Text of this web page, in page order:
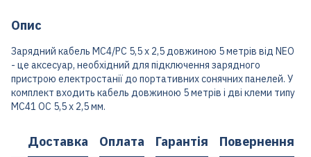
Опис
Зарядний кабель МС4/РС 5,5 х 2,5 довжиною 5 метрів від NЕО
- це аксесуар, необхідний для підключення зарядного
пристрою електростанії до портативних сонячних панелей. У
комплект входить кабель довжиною 5 метрів і дві клеми типу
МС41 ОС 5,5 х 2,5 мм.
Доставка Оплата Гарантія Повернення